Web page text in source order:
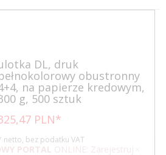
DL, druk
obustronny
na papierze kredowym,
g, 500 sztuk
47 PLN*
netto, bez podatku VAT
PORTAL ONLINE: Zarejestruj